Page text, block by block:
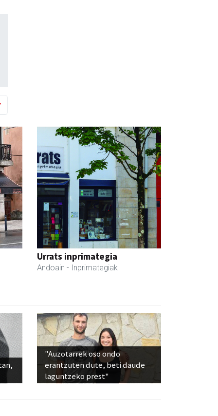
Urrats inprimategia
Andoain - Inprimategiak
"Auzotarrek oso ondo
erantzuten dute, beti daude
laguntzeko prest"